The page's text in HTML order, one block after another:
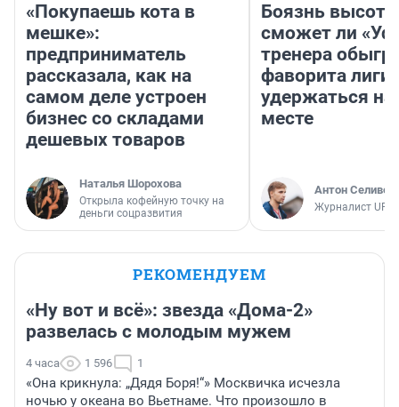
«Покупаешь кота в
мешке»:
предприниматель
рассказала, как на
самом деле устроен
бизнес со складами
дешевых товаров
Наталья Шорохова
Открыла кофейную точку на
деньги соцразвития
Боязнь
сможет ли
тренера
фаворита лиги
удержаться
месте
Антон
Журналист
РЕКОМЕНДУЕМ
«Ну вот и всё»: звезда «Дома-2»
развелась с молодым мужем
4 часа 1 596 1
«Она крикнула: „Дядя Боря!“» Москвичка исчезла
ночью у океана во Вьетнаме. Что произошло в